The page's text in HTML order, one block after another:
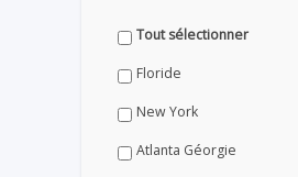
Tout sélectionner
Floride
New York
Atlanta Géorgie